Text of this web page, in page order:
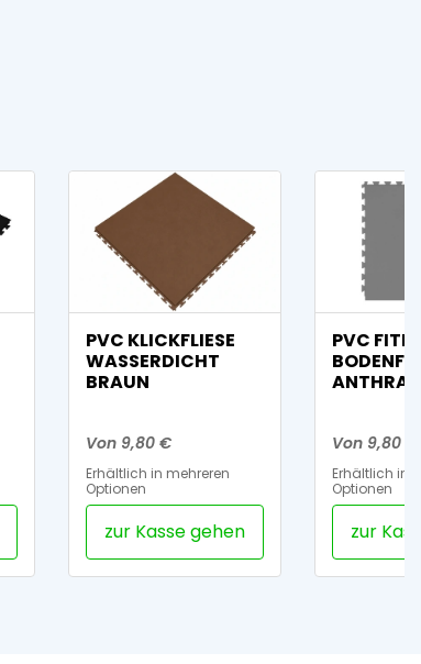
PVC KLICKFLIESE
WASSERDICHT
BRAUN
Von 9,80 €
Erhältlich in mehreren
Optionen
zur Kasse gehen
PVC
Von 9,80 €
Erhältlich in
Optionen
zur